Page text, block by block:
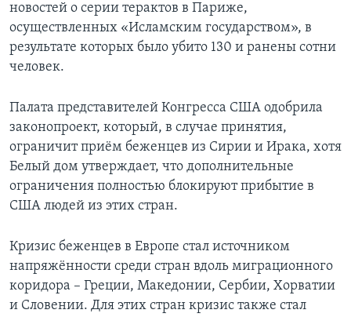
новостей о серии терактов в Париже,
осуществленных «Исламским государством», в
результате которых было убито 130 и ранены сотни
человек.
Палата представителей Конгресса США одобрила
законопроект, который, в случае принятия,
ограничит приём беженцев из Сирии и Ирака, хотя
Белый дом утверждает, что дополнительные
ограничения полностью блокируют прибытие в
США людей из этих стран.
Кризис беженцев в Европе стал источником
напряжённости среди стран вдоль миграционного
коридора – Греции, Македонии, Сербии, Хорватии
и Словении. Для этих стран кризис также стал